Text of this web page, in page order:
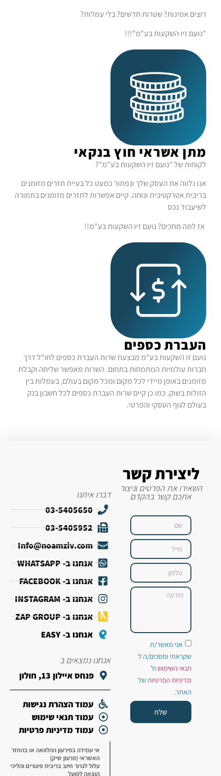
רוצים אמינות? שטרות חדשים? בלי עמלות?
"נועם זיו השקעות בע"מ"!!!
מתן אשראי חוץ בנקאי
לקוחות של "נועם זיו השקעות בע"מ"?
אנו נלווה את העסק שלך ונפתור כמעט כל בעיית תזרים מזומנים
בריבית אטרקטיבית ונוחה. קיים אפשרות לתזרים מזומנים בתמורה
לשיעבוד נכס
אז למה מחכים? נועם זיו השקעות בע"מ!!
העברת כספים
נועם זו השקעות בע"מ מבצעת שרות העברת כספים לחו"ל דרך
חברות עולמיות המתמחות בתחום. השרות מאפשר שליחה וקבלת
מזומנים באופן מיידי לכל מקום ומכל מקום בעולם, בעמלות בין
הזולות בשוק. כמו כן קיים שרות העברת כספים לכל חשבון בנק
בעולם לגוף העסקי והפרטי.
ליצירת קשר
השאירו את הפרטים וניצור
אתכם קשר בהקדם
אני מאשר/ת
שקראתי ומסכים/ה ל
תנאי השימושול
מדיניות הפרטיות של
האתר.
שלח
דברו איתנו
03-5405650
03-5405952
Info@noamziv.com
אנחנו ב- WHATSAPP
אנחנו ב- FACEBOOK
אנחנו ב- INSTAGRAM
אנחנו ב- ZAP GROUP
אנחנו ב- EASY
אנחנו נמצאים ב
פנחס איילון 13, חולון
עמוד הצהרת נגישות
עמוד תנאי שימוש
עמוד מדיניות פרטיות
אי עמידה בפירעון ההלוואה או בהחזר
האשראי (פרעון שיק)
עלול לגרור חיוב בריבית פיגורים והליכי
הוצאה לפועל